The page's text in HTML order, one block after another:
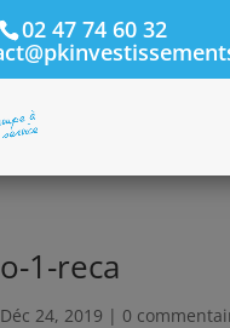
02 47 74 60 32
1-reca
Déc 24, 2019 | 0